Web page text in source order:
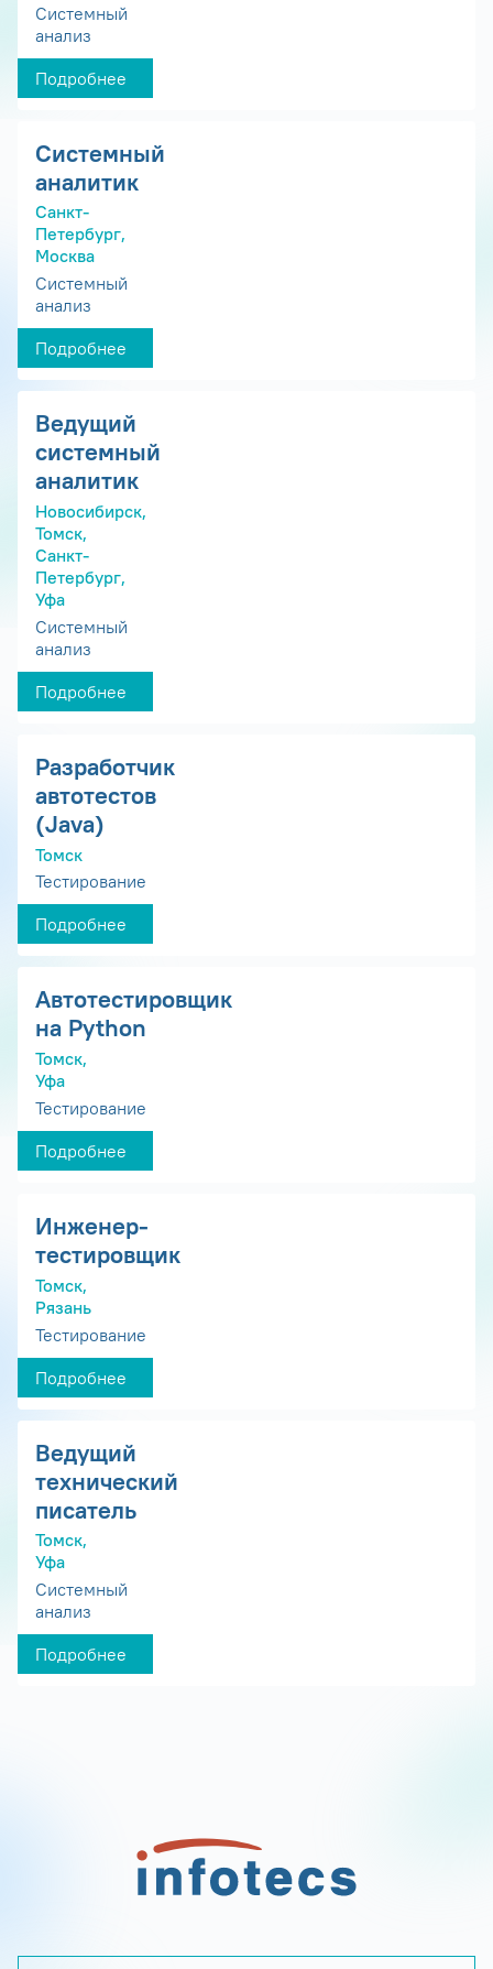
Системный
анализ
Подробнее
Системный
аналитик
Санкт-
Петербург,
Москва
Системный
анализ
Подробнее
Ведущий
системный
аналитик
Новосибирск,
Томск,
Санкт-
Петербург,
Уфа
Системный
анализ
Подробнее
Разработчик
автотестов
(Java)
Томск
Тестирование
Подробнее
Автотестировщик
на Python
Томск,
Уфа
Тестирование
Подробнее
Инженер-
тестировщик
Томск,
Рязань
Тестирование
Подробнее
Ведущий
технический
писатель
Томск,
Уфа
Системный
анализ
Подробнее